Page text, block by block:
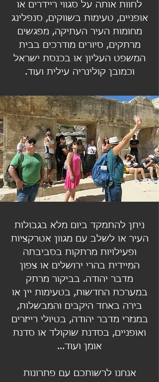
לחוות אותה על סגווי ריידרים או
אופניים, טעימות בשווקים, סנפלינג
מחומות העיר העתיקה, מפגשים
מרתקים, סיורים מודרכים בבית
המשפט העליון או בכנסת ישראל
וכמובן קולינריה עילית ועוד.
ניתן להתמקד ביום מלא בגבולות
העיר או לשלב עם מגוון אטרקציות
ופעילויות מרתקות בסביבתה
המיידית בהרי ירושלים או צפון
מדבר יהודה. בביקור מרתק
במערכת החדשות, בטעימות יין או
בירה באחד היקבים והמבשלות,
במנזרי מדבר יהודה, בטיולי רייזרים
ואופניים, בסדנת שוקולד או סדנת
אומן ועוד...
אנחנו לרשותכם עם פתרונות